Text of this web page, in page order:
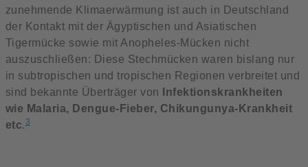
zunehmende Klimaerwärmung ist auch in Deutschland
der Kontakt mit der Ägyptischen und Asiatischen
Tigermücke sowie mit Anopheles-Mücken nicht
auszuschließen: Diese Stechmücken waren bislang nur
in subtropischen und tropischen Regionen verbreitet und
sind bekannte Überträger von
Infektionskrankheiten
wie Malaria, Dengue-Fieber, Chikungunya-Krankheit
etc.3